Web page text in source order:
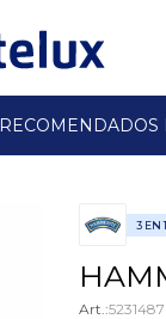
RECOMENDADOS
3 EN 1
5231487